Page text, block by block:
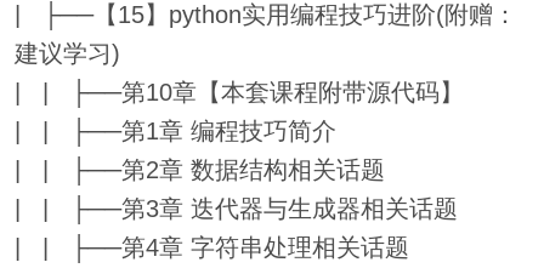
| ├──【15】python实用编程技巧进阶(附赠：
建议学习)
| | ├──第10章【本套课程附带源代码】
| | ├──第1章 编程技巧简介
| | ├──第2章 数据结构相关话题
| | ├──第3章 迭代器与生成器相关话题
| | ├──第4章 字符串处理相关话题